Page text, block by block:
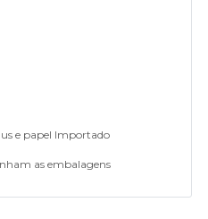
e papel Importado
as embalagens